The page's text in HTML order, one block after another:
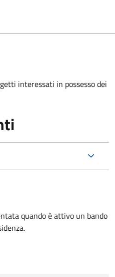
interessati in possesso dei
quando è attivo un bando